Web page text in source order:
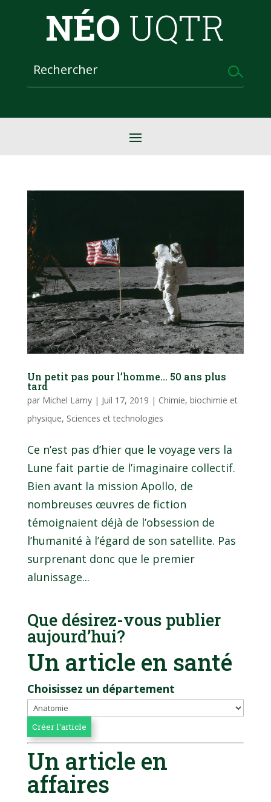
NÉO UQTR
Un petit pas pour l’homme… 50 ans plus
tard
par Michel Lamy| Juil 17, 2019 | Chimie, biochimie et
physique, Sciences et technologies
Ce n’est pas d’hier que le voyage vers la
Lune fait partie de l’imaginaire collectif.
Bien avant la mission Apollo, de
nombreuses œuvres de fiction
témoignaient déjà de l’obsession de
l’humanité à l’égard de son satellite. Pas
surprenant donc que le premier
alunissage...
Que désirez-vous publier
aujourd’hui?
Un article en santé
Choisissez un département
Un article en
affaires